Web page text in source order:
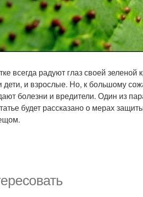
всегда радуют глаз своей
дети, и взрослые. Но, к большому
болезни и вредители. Один из
будет рассказано о мерах